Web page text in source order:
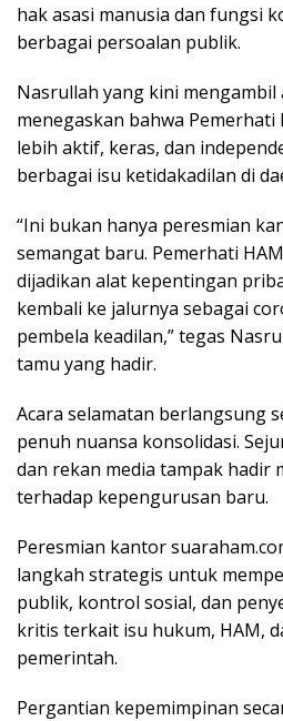
hak asasi manusia dan fungsi
berbagai persoalan publik.
Nasrullah yang kini
menegaskan bahwa Pemerhati
lebih aktif, keras, dan
berbagai isu ketidakadilan di
“Ini bukan hanya peresmian
semangat baru. Pemerhati
dijadikan alat kepentingan
kembali ke jalurnya sebagai
pembela keadilan,” tegas
tamu yang hadir.
Acara selamatan berlangsung
penuh nuansa konsolidasi.
dan rekan media tampak hadir
terhadap kepengurusan baru.
Peresmian kantor
langkah strategis untuk
publik, kontrol sosial, dan
kritis terkait isu hukum, HAM,
pemerintah.
Pergantian kepemimpinan